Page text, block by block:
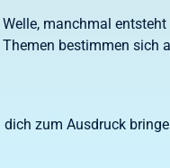
manchmal
bestimmen sich
zum Ausdruck